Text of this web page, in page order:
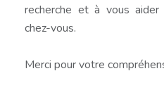
recherche et à vous
chez-vous.
Merci pour votre